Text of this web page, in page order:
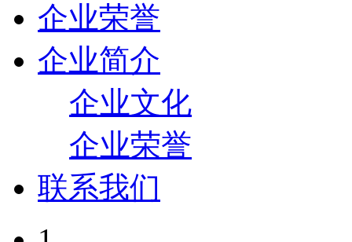
企业荣誉
企业简介
企业文化
企业荣誉
联系我们